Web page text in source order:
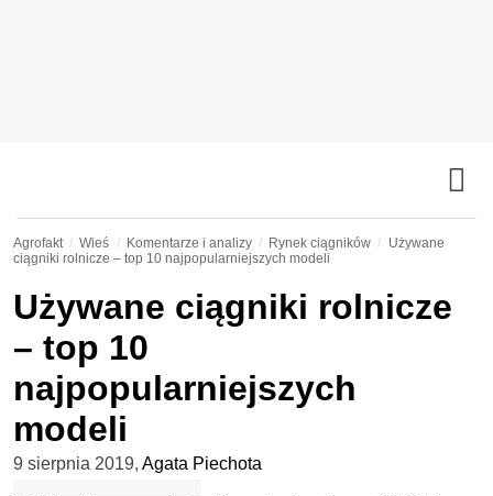
Agrofakt Wieś Komentarze i analizy Rynek ciągników
Używane
ciągniki rolnicze – top 10 najpopularniejszych modeli
Używane ciągniki rolnicze
– top 10
najpopularniejszych
modeli
9 sierpnia 2019, Agata Piechota